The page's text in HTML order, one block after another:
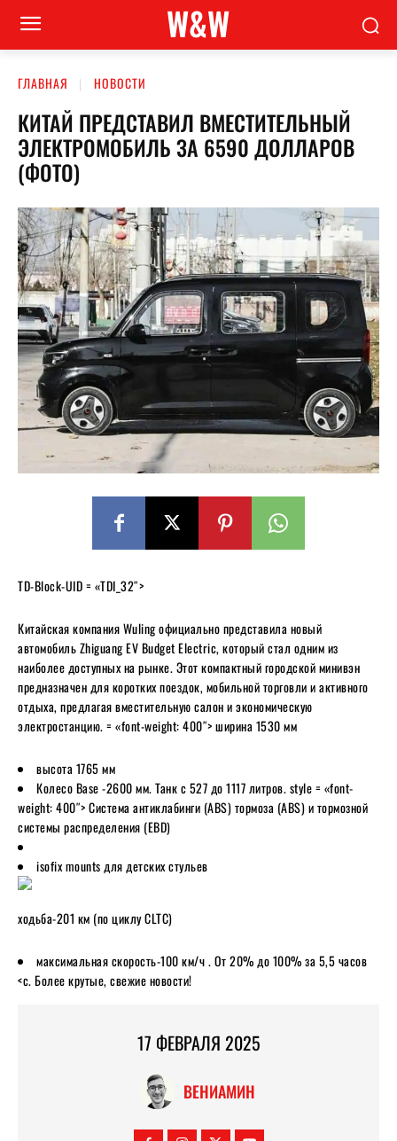
W&W
ГЛАВНАЯ НОВОСТИ
КИТАЙ ПРЕДСТАВИЛ ВМЕСТИТЕЛЬНЫЙ
ЭЛЕКТРОМОБИЛЬ ЗА 6590 ДОЛЛАРОВ
(ФОТО)
TD-Block-UID = «TDI_32″>
Китайская компания Wuling официально представила новый
автомобиль Zhiguang EV Budget Electric, который стал одним из
наиболее доступных на рынке. Этот компактный городской минивэн
предназначен для коротких поездок, мобильной торговли и активного
отдыха, предлагая вместительную салон и экономическую
электростанцию. = «font-weight: 400″> ширина 1530 мм
высота 1765 мм
Колесо Base -2600 мм. Танк с 527 до 1117 литров. style = «font-
weight: 400″> Система антиклабинги (ABS) тормоза (ABS) и тормозной
системы распределения (EBD)
isofix mounts для детских стульев
ходьба-201 км (по циклу CLTC)
максимальная скорость-100 км/ч . От 20% до 100% за 5,5 часов
<с. Более крутые, свежие новости!
17 ФЕВРАЛЯ 2025
ВЕНИАМИН